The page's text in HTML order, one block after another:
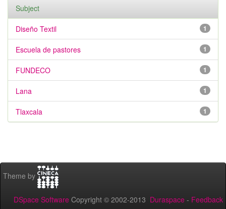
Subject
1
Diseño Textil
1
Escuela de pastores
1
FUNDECO
1
Lana
1
Tlaxcala
Theme by
DSpace Software Copyright © 2002-2013 Duraspace - Feedback